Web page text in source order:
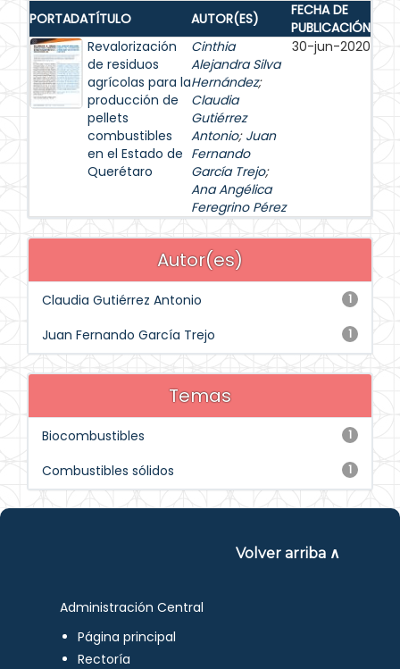
PORTADATÍTULO AUTOR(ES)
FECHA DE
PUBLICACIÓN
Revalorización
de residuos
agrícolas para la
producción de
pellets
combustibles
en el Estado de
Querétaro
Cinthia
Alejandra Silva
Hernández;
Claudia
Gutiérrez
Antonio; Juan
Fernando
García Trejo;
Ana Angélica
Feregrino Pérez
30-jun-2020
Autor(es)
1
Claudia Gutiérrez Antonio
1
Juan Fernando García Trejo
Temas
1
Biocombustibles
1
Combustibles sólidos
Volver arriba ∧
Administración Central
Página principal
Rectoría